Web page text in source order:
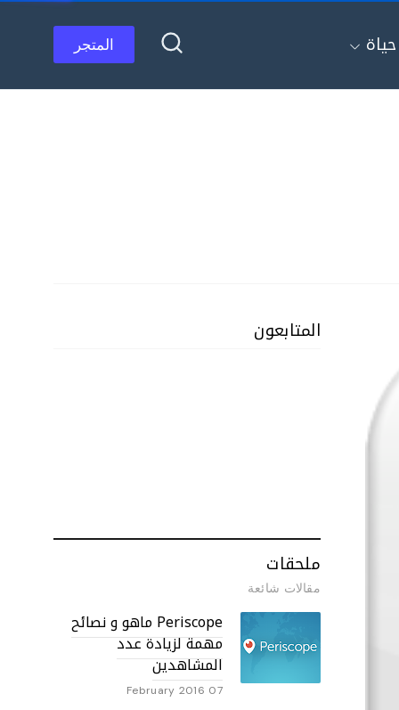
المتجر
المتابعون
ملحقات
مقالات شائعة
Periscope ماهو و نصائح
مهمة لزيادة عدد
المشاهدين
07 February 2016